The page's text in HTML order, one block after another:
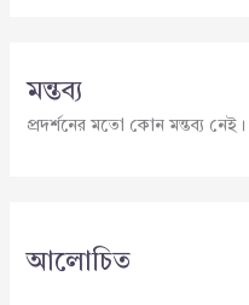
মন্তব্য
প্রদর্শনের মতো কোন মন্তব্য নেই।
আলোচিত